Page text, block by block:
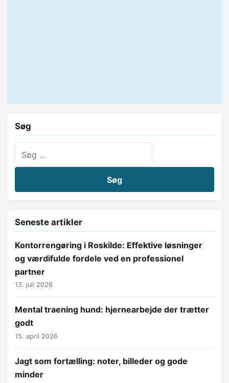
Søg
Seneste artikler
Kontorrengøring i Roskilde: Effektive løsninger
og værdifulde fordele ved en professionel
partner
13. juli 2026
Mental traening hund: hjernearbejde der trætter
godt
15. april 2026
Jagt som fortælling: noter, billeder og gode
minder